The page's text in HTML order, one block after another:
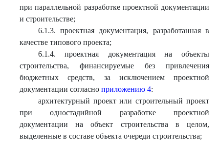
при параллельной разработке проектной документации
и строительстве;
6.1.3. проектная документация, разработанная в
качестве типового проекта;
6.1.4. проектная документация на объекты
строительства, финансируемые без привлечения
бюджетных средств, за исключением проектной
документации согласно приложению 4:
архитектурный проект или строительный проект
при одностадийной разработке проектной
документации на объект строительства в целом,
выделенные в составе объекта очереди строительства;